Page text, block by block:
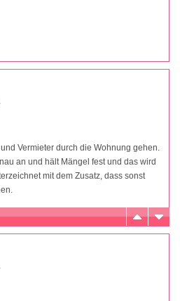
Vermieter durch die Wohnung gehen.
an und hält Mängel fest und das wird
mit dem Zusatz, dass sonst